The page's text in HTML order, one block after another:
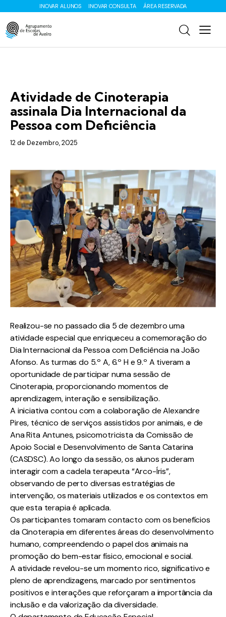
INOVAR ALUNOS INOVAR CONSULTA ÁREA RESERVADA
Atividade de Cinoterapia
assinala Dia Internacional da
Pessoa com Deficiência
12 de Dezembro, 2025
Realizou-se no passado dia 5 de dezembro uma
atividade especial que enriqueceu a comemoração do
Dia Internacional da Pessoa com Deficiência na João
Afonso. As turmas do 5.º A, 6.º H e 9.º A tiveram a
oportunidade de participar numa sessão de
Cinoterapia, proporcionando momentos de
aprendizagem, interação e sensibilização.
A iniciativa contou com a colaboração de Alexandre
Pires, técnico de serviços assistidos por animais, e de
Ana Rita Antunes, psicomotricista da Comissão de
Apoio Social e Desenvolvimento de Santa Catarina
(CASDSC). Ao longo da sessão, os alunos puderam
interagir com a cadela terapeuta “Arco-Íris”,
observando de perto diversas estratégias de
intervenção, os materiais utilizados e os contextos em
que esta terapia é aplicada.
Os participantes tomaram contacto com os benefícios
da Cinoterapia em diferentes áreas do desenvolvimento
humano, compreendendo o papel dos animais na
promoção do bem-estar físico, emocional e social.
A atividade revelou-se um momento rico, significativo e
pleno de aprendizagens, marcado por sentimentos
positivos e interações que reforçaram a importância da
inclusão e da valorização da diversidade.